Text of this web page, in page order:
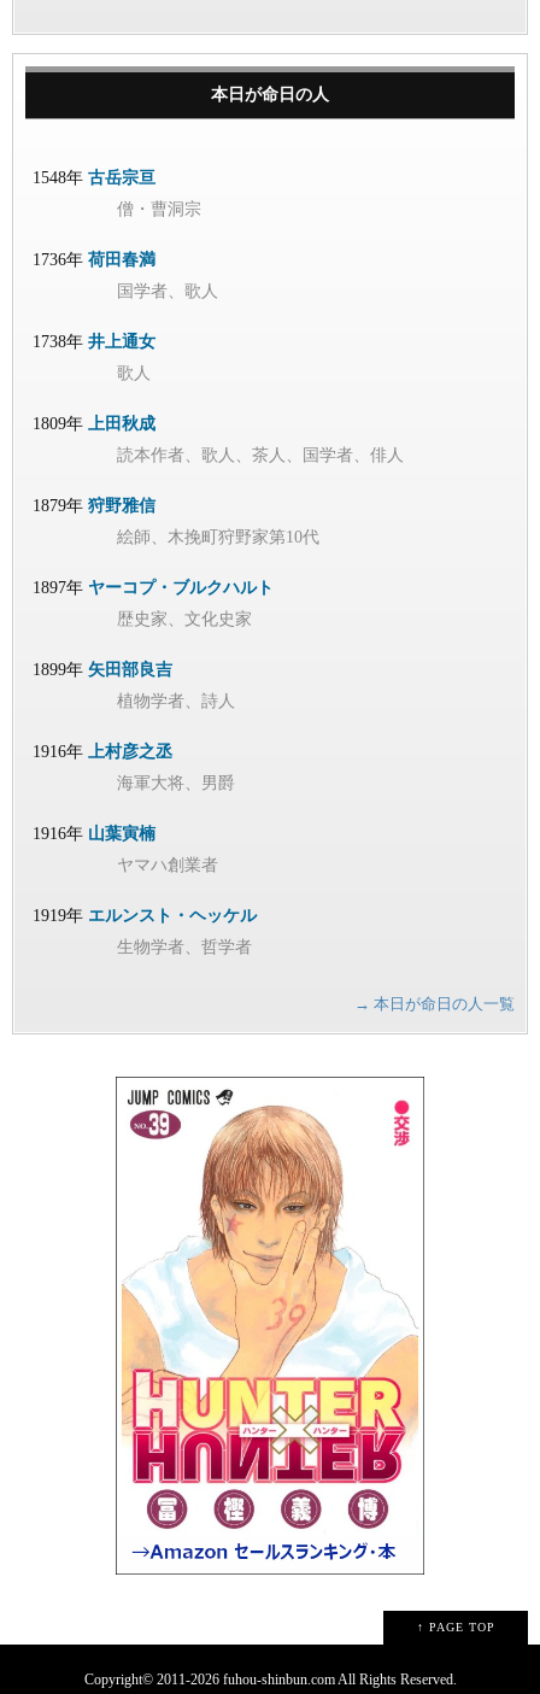
本日が命日の人
1548年 古岳宗亘
僧・曹洞宗
1736年 荷田春満
国学者、歌人
1738年 井上通女
歌人
1809年
上田秋成
読本作者、歌人、茶人、国学者、俳人
1879年 狩野雅信
絵師、木挽町狩野家第10代
1897年 ヤーコプ・ブルクハルト
歴史家、文化史家
1899年 矢田部良吉
植物学者、詩人
1916年
上村彦之丞
海軍大将、男爵
1916年 山葉寅楠
ヤマハ創業者
1919年 エルンスト・ヘッケル
生物学者、哲学者
→ 本日が命日の人一覧
↑ PAGE TOP
Copyright© 2011-2026 fuhou-shinbun.com All Rights Reserved.